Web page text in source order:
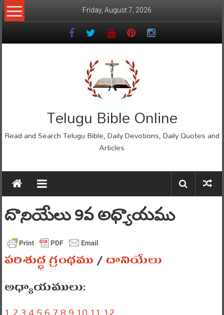
Skip
to
Friday, August 7, 2026
Telugu Bible Online
Read and Search Telugu Bible, Daily Devotions, Daily Quotes and
Articles
దానియేలు 9వ అధ్యాయము
పరిశుద్ధ గ్రంథము/దానియేలు
అధ్యాయములు: